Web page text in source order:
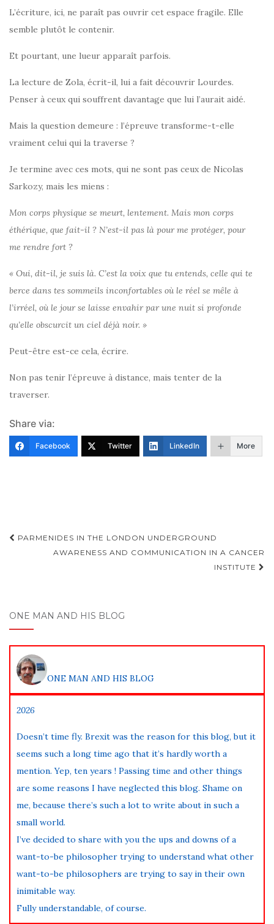
L’écriture, ici, ne paraît pas ouvrir cet espace fragile. Elle
semble plutôt le contenir.
Et pourtant, une lueur apparaît parfois.
La lecture de Zola, écrit-il, lui a fait découvrir Lourdes.
Penser à ceux qui souffrent davantage que lui l’aurait aidé.
Mais la question demeure : l’épreuve transforme-t-elle
vraiment celui qui la traverse ?
Je termine avec ces mots, qui ne sont pas ceux de Nicolas
Sarkozy, mais les miens :
Mon corps physique se meurt, lentement. Mais mon corps
éthérique, que fait-il ? N’est-il pas là pour me protéger, pour
me rendre fort ?
« Oui, dit-il, je suis là. C’est la voix que tu entends, celle qui te
berce dans tes sommeils inconfortables où le réel se mêle à
l’irréel, où le jour se laisse envahir par une nuit si profonde
qu’elle obscurcit un ciel déjà noir. »
Peut-être est-ce cela, écrire.
Non pas tenir l’épreuve à distance, mais tenter de la
traverser.
Share via:
Facebook Twitter LinkedIn More
Post
navigation
PARMENIDES IN THE LONDON UNDERGROUND
AWARENESS AND COMMUNICATION IN A CANCER
INSTITUTE
ONE MAN AND HIS BLOG
ONE MAN AND HIS BLOG
2026
Doesn’t time fly. Brexit was the reason for this blog, but it
seems such a long time ago that it’s hardly worth a
mention. Yep, ten years ! Passing time and other things
are some reasons I have neglected this blog. Shame on
me, because there’s such a lot to write about in such a
small world.
I’ve decided to share with you the ups and downs of a
want-to-be philosopher trying to understand what other
want-to-be philosophers are trying to say in their own
inimitable way.
Fully understandable, of course.